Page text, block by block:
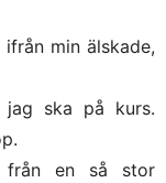
min älskade,
ska på kurs.
en så stor